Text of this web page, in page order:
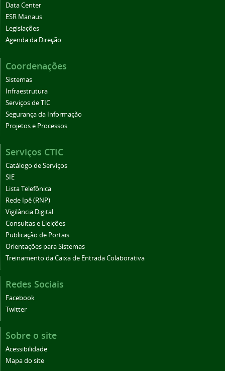
Data Center
ESR Manaus
Legislações
Agenda da Direção
Coordenações
Sistemas
Infraestrutura
Serviços de TIC
Segurança da Informação
Projetos e Processos
Serviços CTIC
Catálogo de Serviços
SIE
Lista Telefônica
Rede Ipê (RNP)
Vigilância Digital
Consultas e Eleições
Publicação de Portais
Orientações para Sistemas
Treinamento da Caixa de Entrada Colaborativa
Redes Sociais
Facebook
Twitter
Sobre o site
Acessibilidade
Mapa do site